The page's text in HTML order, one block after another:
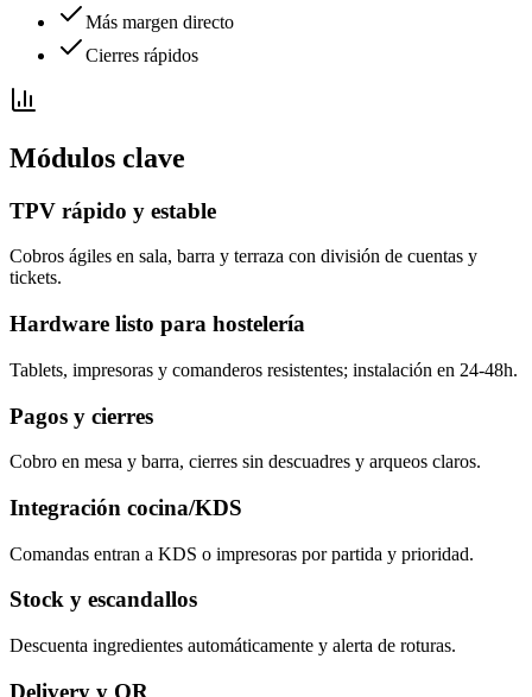
Más margen directo
Cierres rápidos
Módulos clave
TPV rápido y estable
Cobros ágiles en sala, barra y terraza con división de cuentas y
tickets.
Hardware listo para hostelería
Tablets, impresoras y comanderos resistentes; instalación en 24-48h.
Pagos y cierres
Cobro en mesa y barra, cierres sin descuadres y arqueos claros.
Integración cocina/KDS
Comandas entran a KDS o impresoras por partida y prioridad.
Stock y escandallos
Descuenta ingredientes automáticamente y alerta de roturas.
Delivery y QR